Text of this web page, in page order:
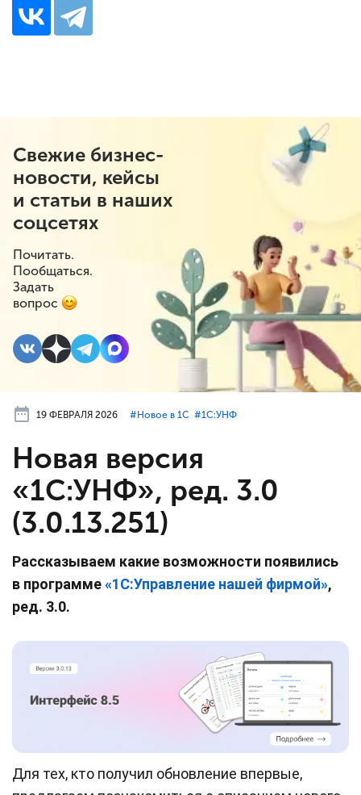
Свежие бизнес-
новости, кейсы
и статьи в наших
соцсетях
Почитать.
Пообщаться.
Задать
вопрос
19 ФЕВРАЛЯ 2026 #⁣Новое в 1С #⁣1С:УНФ
Новая версия
«1С:УНФ», ред. 3.0
(3.0.13.251)
Рассказываем какие возможности появились
в программе«1С:Управление нашей фирмой»,
ред. 3.0.
Для тех, кто получил обновление впервые,